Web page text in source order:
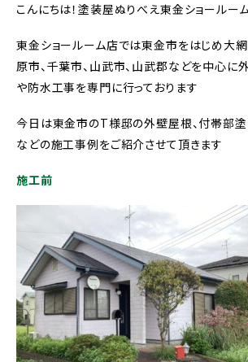
こんにちは！塗装屋ぬりべえ東金ショールー
東金ショールーム店では東金市をはじめ大網
原市、千葉市、山武市、山武郡などを中心に
や防水工事を専門に行っております
今日は東金市のT様邸の外壁屋根、付帯部
などの施工事例をご紹介させて頂きます
施工前